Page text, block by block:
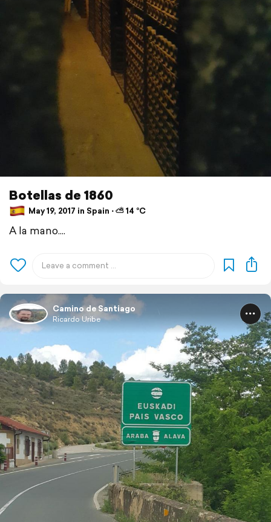
Botellas de 1860
May 19, 2017 in Spain ⋅ ⛅ 14 °C
A la mano....
Camino de Santiago
Ricardo Uribe